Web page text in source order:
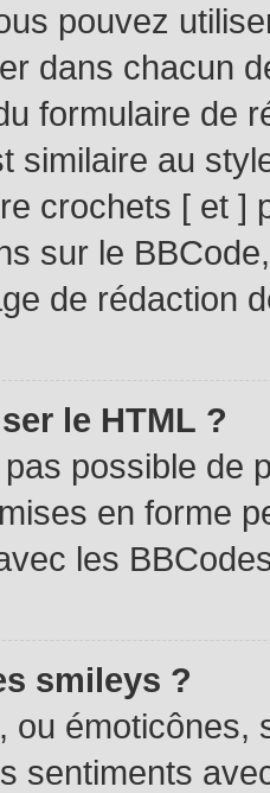
pouvez
dans chacun
formulaire de
similaire au
crochets [ et ]
sur le
de rédaction
le HTML ?
pas possible de
en forme
les
smileys ?
ou émoticônes,
sentiments